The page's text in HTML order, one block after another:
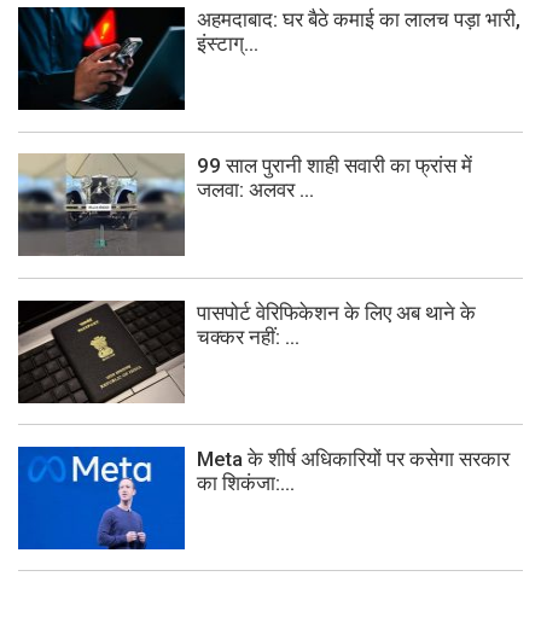
अहमदाबाद: घर बैठे कमाई का लालच पड़ा भारी,
इंस्टाग्...
99 साल पुरानी शाही सवारी का फ्रांस में
जलवा: अलवर ...
पासपोर्ट वेरिफिकेशन के लिए अब थाने के
चक्कर नहीं: ...
Meta के शीर्ष अधिकारियों पर कसेगा सरकार
का शिकंजा:...